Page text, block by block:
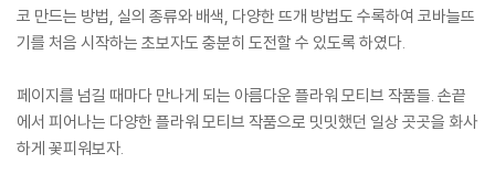
코 만드는 방법, 실의 종류와 배색, 다양한 뜨개 방법도 수록하여 코바늘뜨
기를 처음 시작하는 초보자도 충분히 도전할 수 있도록 하였다.
페이지를 넘길 때마다 만나게 되는 아름다운 플라워 모티브 작품들. 손끝
에서 피어나는 다양한 플라워 모티브 작품으로 밋밋했던 일상 곳곳을 화사
하게 꽃피워보자.